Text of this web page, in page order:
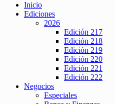
Inicio
Ediciones
2026
Edición 217
Edición 218
Edición 219
Edición 220
Edición 221
Edición 222
Negocios
Especiales